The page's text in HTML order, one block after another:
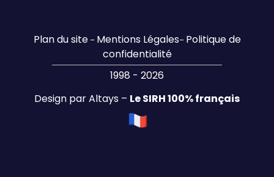
Plan du site– Mentions Légales– Politique de
confidentialité
1998 - 2026
Design par Altays – Le SIRH 100% français